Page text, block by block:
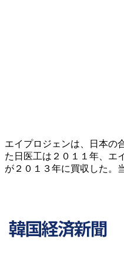
エイプロジェンは、日本の
た日医工は２０１１年、エ
が２０１３年に買収した。